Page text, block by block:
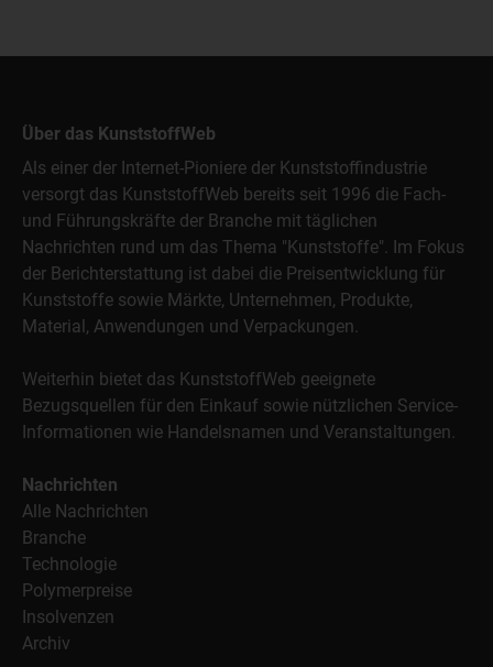
Über das KunststoffWeb
Als einer der Internet-Pioniere der Kunststoffindustrie
versorgt das KunststoffWeb bereits seit 1996 die Fach-
und Führungskräfte der Branche mit täglichen
Nachrichten rund um das Thema "Kunststoffe". Im Fokus
der Berichterstattung ist dabei die Preisentwicklung für
Kunststoffe sowie Märkte, Unternehmen, Produkte,
Material, Anwendungen und Verpackungen.
Weiterhin bietet das KunststoffWeb geeignete
Bezugsquellen für den Einkauf sowie nützlichen Service-
Informationen wie Handelsnamen und Veranstaltungen.
Nachrichten
Alle Nachrichten
Branche
Technologie
Polymerpreise
Insolvenzen
Archiv